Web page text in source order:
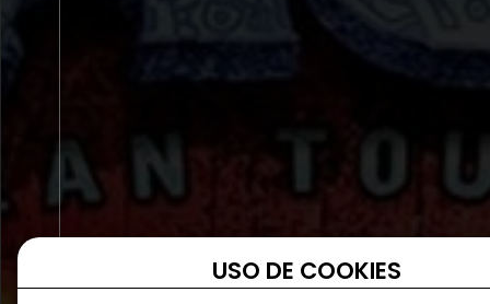
USO DE COOKIES